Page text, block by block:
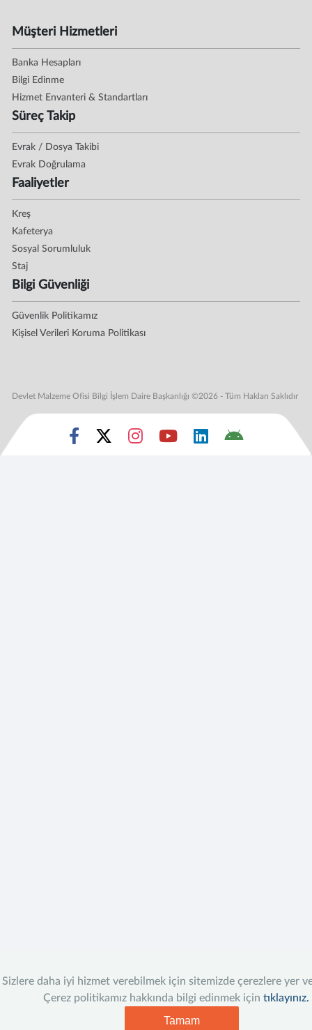
Sizlere daha iyi hizmet verebilmek için sitemizde çerezlere yer
Çerez politikamız hakkında bilgi edinmek için tıklayınız.
Tamam
Müşteri Hizmetleri
Banka Hesapları
Bilgi Edinme
Hizmet Envanteri & Standartları
Süreç Takip
Evrak / Dosya Takibi
Evrak Doğrulama
Faaliyetler
Kreş
Kafeterya
Sosyal Sorumluluk
Staj
Bilgi Güvenliği
Güvenlik Politikamız
Kişisel Verileri Koruma Politikası
Devlet Malzeme Ofisi Bilgi İşlem Daire Başkanlığı ©2026 - Tüm Hakları Saklıdır